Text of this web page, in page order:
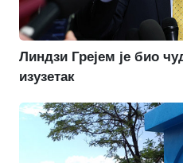
Линдзи Грејем је био
изузетак